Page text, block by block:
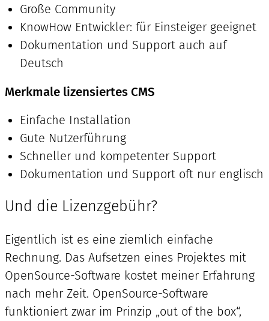
Große Community
KnowHow Entwickler: für Einsteiger geeignet
Dokumentation und Support auch auf
Deutsch
Merkmale lizensiertes CMS
Einfache Installation
Gute Nutzerführung
Schneller und kompetenter Support
Dokumentation und Support oft nur englisch
Und die Lizenzgebühr?
Eigentlich ist es eine ziemlich einfache
Rechnung. Das Aufsetzen eines Projektes mit
OpenSource-Software kostet meiner Erfahrung
nach mehr Zeit. OpenSource-Software
funktioniert zwar im Prinzip „out of the box“,